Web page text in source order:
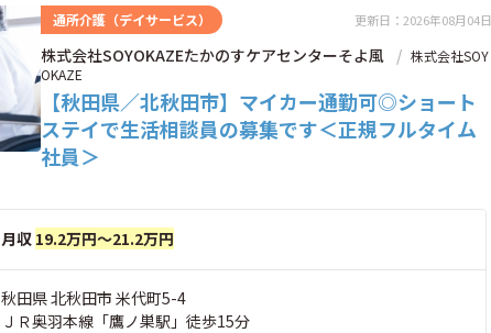
通所介護（デイサービス） 更新日：2026年08月04日
株式会社SOYOKAZEたかのすケアセンターそよ風
株式会社SOY
OKAZE
【秋田県／北秋田市】マイカー通勤可◎ショート
ステイで生活相談員の募集です＜正規フルタイム
社員＞
月収 19.2万円～21.2万円
秋田県 北秋田市 米代町5-4
ＪＲ奥羽本線「鷹ノ巣駅」徒歩15分